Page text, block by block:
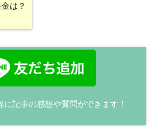
は？
に記事の感想や質問ができます！